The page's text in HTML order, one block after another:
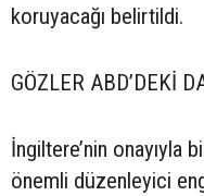
koruyacağı belirtildi.
GÖZLER ABD’DEKİ
İngiltere’nin onayıyla
önemli düzenleyici